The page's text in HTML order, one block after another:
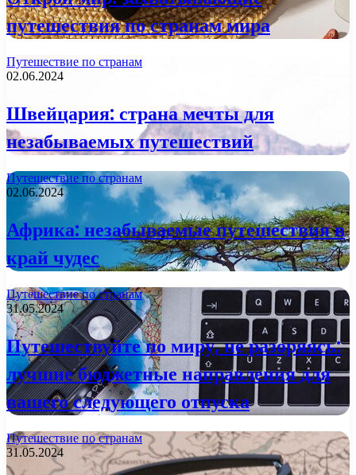
путешествия по странам мира
Путешествие по странам
02.06.2024
Швейцария: страна мечты для
незабываемых путешествий
Путешествие по странам
02.06.2024
Африка: незабываемые путешествия в
край чудес
Путешествие по странам
31.05.2024
Путешествуйте по миру, не разоряясь:
лучшие бюджетные направления для
вашего следующего отпуска
Путешествие по странам
31.05.2024